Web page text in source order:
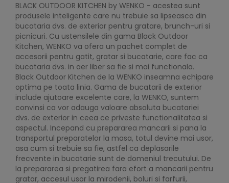
BLACK OUTDOOR KITCHEN by WENKO - acestea sunt
produsele inteligente care nu trebuie sa lipseasca din
bucataria dvs. de exterior pentru gratare, brunch-uri si
picnicuri. Cu ustensilele din gama Black Outdoor
Kitchen, WENKO va ofera un pachet complet de
accesorii pentru gatit, gratar si bucatarie, care fac ca
bucataria dvs. in aer liber sa fie si mai functionala.
Black Outdoor Kitchen de la WENKO inseamna echipare
optima pe toata linia. Gama de bucatarii de exterior
include ajutoare excelente care, la WENKO, suntem
convinsi ca vor adauga valoare absoluta bucatariei
dvs. de exterior in ceea ce priveste functionalitatea si
aspectul. Incepand cu prepararea mancarii si pana la
transportul preparatelor la masa, totul devine mai usor,
asa cum si trebuie sa fie, astfel ca deplasarile
frecvente in bucatarie sunt de domeniul trecutului. De
la prepararea si pregatirea fara efort a mancarii pentru
gratar, accesul usor la mirodenii, boluri si farfurii,